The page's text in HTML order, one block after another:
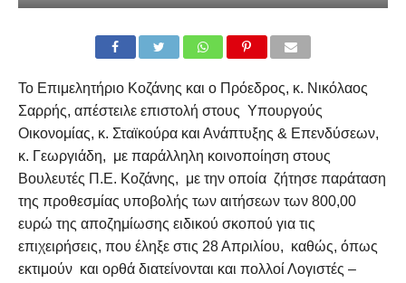
Το Επιμελητήριο Κοζάνης και ο Πρόεδρος, κ. Νικόλαος
Σαρρής, απέστειλε επιστολή στους Υπουργούς
Οικονομίας, κ. Σταϊκούρα και Ανάπτυξης & Επενδύσεων,
κ. Γεωργιάδη, με παράλληλη κοινοποίηση στους
Βουλευτές Π.Ε. Κοζάνης, με την οποία ζήτησε παράταση
της προθεσμίας υποβολής των αιτήσεων των 800,00
ευρώ της αποζημίωσης ειδικού σκοπού για τις
επιχειρήσεις, που έληξε στις 28 Απριλίου, καθώς, όπως
εκτιμούν και ορθά διατείνονται και πολλοί Λογιστές –